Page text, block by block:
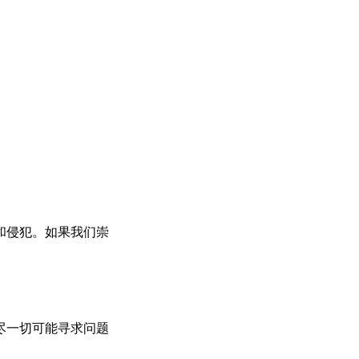
侵犯。如果我们崇
一切可能寻求问题